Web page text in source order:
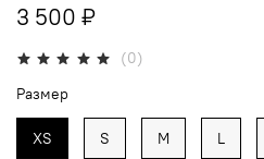
(0)
3 500 ₽
Размер
XS S M L